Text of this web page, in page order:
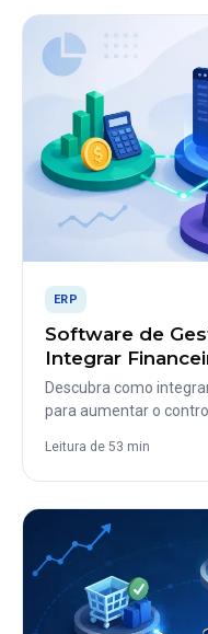
ERP
Software de
Integrar
Descubra como
para aumentar o
Leitura de 53 min